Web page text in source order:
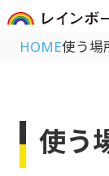
HOME使う場
使う